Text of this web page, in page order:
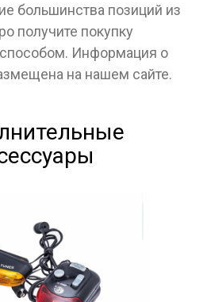
большинства позиций из
получите покупку
Информация о
на нашем сайте.